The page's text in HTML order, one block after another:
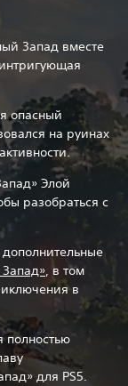
Запад вместе
опасный
на руинах
Элой
разобраться с
, в том
в
полностью
для PS5.